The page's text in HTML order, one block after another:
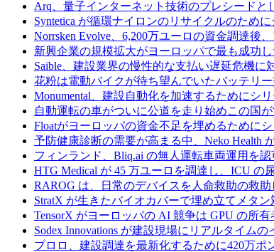
Arq、量子インターネット技術のプレシードと
Syntetica が循環ナイロンのリサイクルのため
Norrsken Evolve、6,200万ユーロの資金調達後
新興企業の規模拡大がヨーロッパで最も成功
Saible、建設業界の慢性的な支払い遅延危機に
花粉は電動バイクが待ち望んでいたバッテリ
Monumental、建設自動化を加速するためにシ
自動運転の車がついに公道を走り始めこの国
Floatがヨーロッパの資金不足を埋めるために
予防健康診断の需要が高まる中、Neko Health
フィンランド、Bliq.ai の無人運転車両運用を認
HTG Medical が 45 万ユーロを調達し、ICU
RAROG は、日常のデバイスを人命救助の救
StratX が生きたバイオカバーで埋め立てメタ
TensorX がヨーロッパの AI 競争は GPU の所
Sodex Innovations が建設現場にリアルタイム
プロロ、建設調達を最新化するために420万ポ